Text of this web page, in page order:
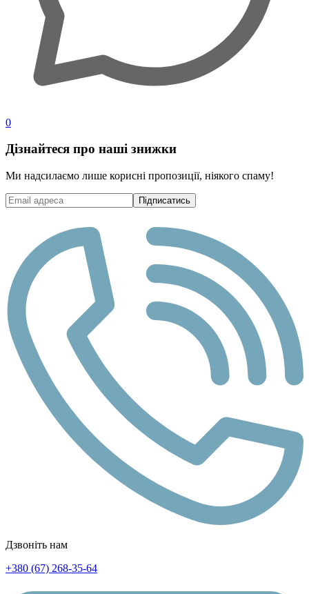
0
Дізнайтеся про наші знижки
Ми надсилаємо лише корисні пропозиції, ніякого спаму!
Підписатись
Дзвоніть нам
+380 (67) 268-35-64